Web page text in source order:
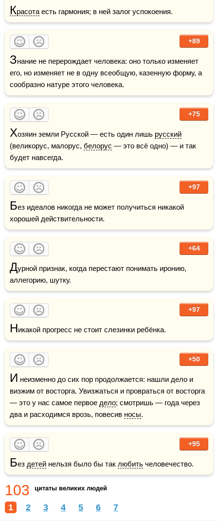
Красота есть гармония; в ней залог успокоения.
+89
Знание не перерождает человека: оно только изменяет
его, но изменяет не в одну всеобщую, казенную форму, а
сообразно натуре этого человека.
+75
Хозяин земли Русской — есть один лишь русский
(великорус, малорус, белорус — это всё одно) — и так
будет навсегда.
+97
Без идеалов никогда не может получиться никакой
хорошей действительности.
+64
Дурной признак, когда перестают понимать иронию,
аллегорию, шутку.
+97
Никакой прогресс не стоит слезинки ребёнка.
+50
И неизменно до сих пор продолжается: нашли дело и
визжим от восторга. Увизжаться и провраться от восторга
— это у нас самое первое дело; смотришь — года через
два и расходимся врозь, повесив носы.
+95
Без детей нельзя было бы так любить человечество.
103 цитаты великих людей
1 2 3 4 5 6 7